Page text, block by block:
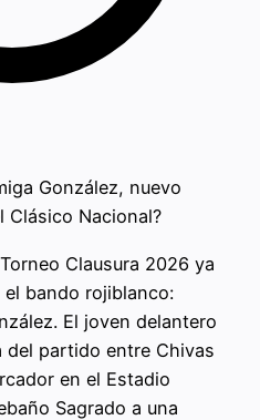
González, nuevo
Clásico Nacional?
Clausura 2026 ya
bando rojiblanco:
El joven delantero
partido entre Chivas
en el Estadio
Sagrado a una